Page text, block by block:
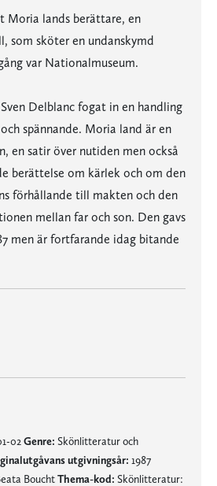
Moria lands berättare, en
som sköter en undanskymd
var Nationalmuseum.
Delblanc fogat in en handling
spännande. Moria land är en
en satir över nutiden men också
berättelse om kärlek och om den
förhållande till makten och den
mellan far och son. Den gavs
men är fortfarande idag bitande
02 Genre: Skönlitteratur och
utgivningsår: 1987
BouchtThema-kod: Skönlitteratur: